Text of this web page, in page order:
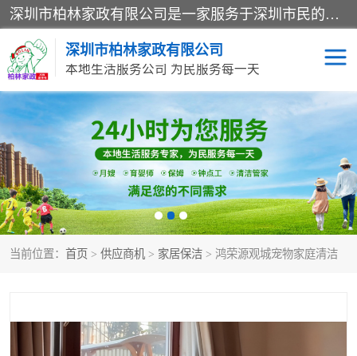
深圳市柏林家政有限公司是一家服务于深圳市民的专业家政公司。致力于为客户提供高质量、多维度的家庭服务，包括养老、母婴、月嫂育婴早教、康复理疗、家电清洗和保洁等方面的专业服务。
深圳市柏林家政有限公司
本地生活服务公司 为民服务每一天
当前位置： 首页 > 供应商机 > 家居保洁 > 鸿荣源观城宠物家庭清洁
家居保洁 护工月嫂
家庭保姆 家政服务